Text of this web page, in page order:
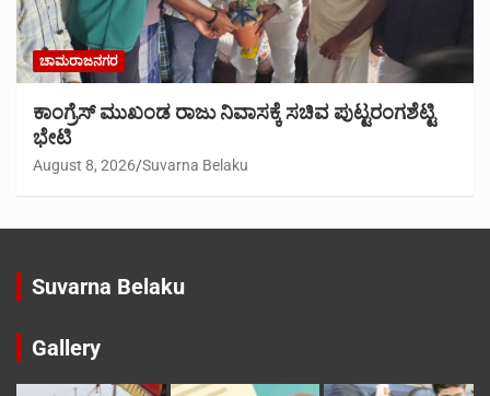
ಚಾಮರಾಜನಗರ
ಕಾಂಗ್ರೆಸ್ ಮುಖಂಡ ರಾಜು ನಿವಾಸಕ್ಕೆ ಸಚಿವ ಪುಟ್ಟರಂಗಶೆಟ್ಟಿ
ಭೇಟಿ
August 8, 2026 Suvarna Belaku
Suvarna Belaku
Gallery